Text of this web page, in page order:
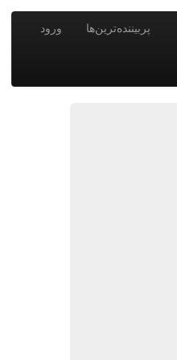
پربیننده‌ترین‌ها ورود